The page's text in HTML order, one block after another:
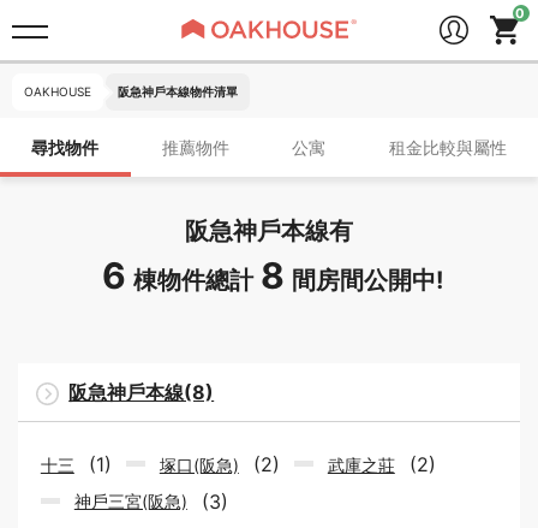
OAKHOUSE 阪急神戶本線物件清單
尋找物件 推薦物件 公寓 租金比較與屬性
阪急神戶本線有
6 棟物件總計 8 間房間公開中!
阪急神戶本線(8)
十三 (1) 塚口(阪急) (2) 武庫之莊 (2)
神戶三宮(阪急) (3)